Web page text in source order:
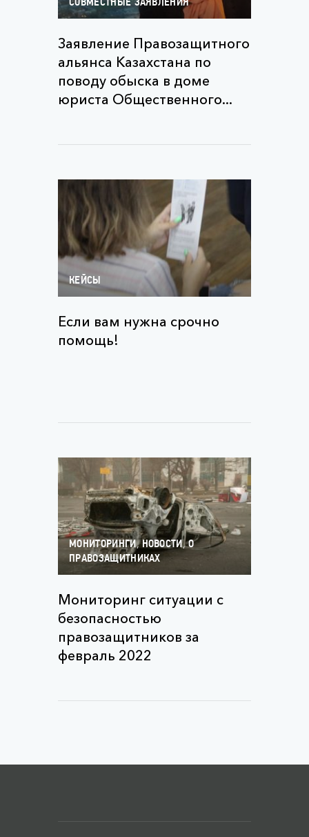
СОВМЕСТНЫЕ ЗАЯВЛЕНИЯ
Заявление Правозащитного
альянса Казахстана по
поводу обыска в доме
юриста Общественного...
КЕЙСЫ
Если вам нужна срочно
помощь!
МОНИТОРИНГИ,НОВОСТИ,О
ПРАВОЗАЩИТНИКАХ
Мониторинг ситуации с
безопасностью
правозащитников за
февраль 2022